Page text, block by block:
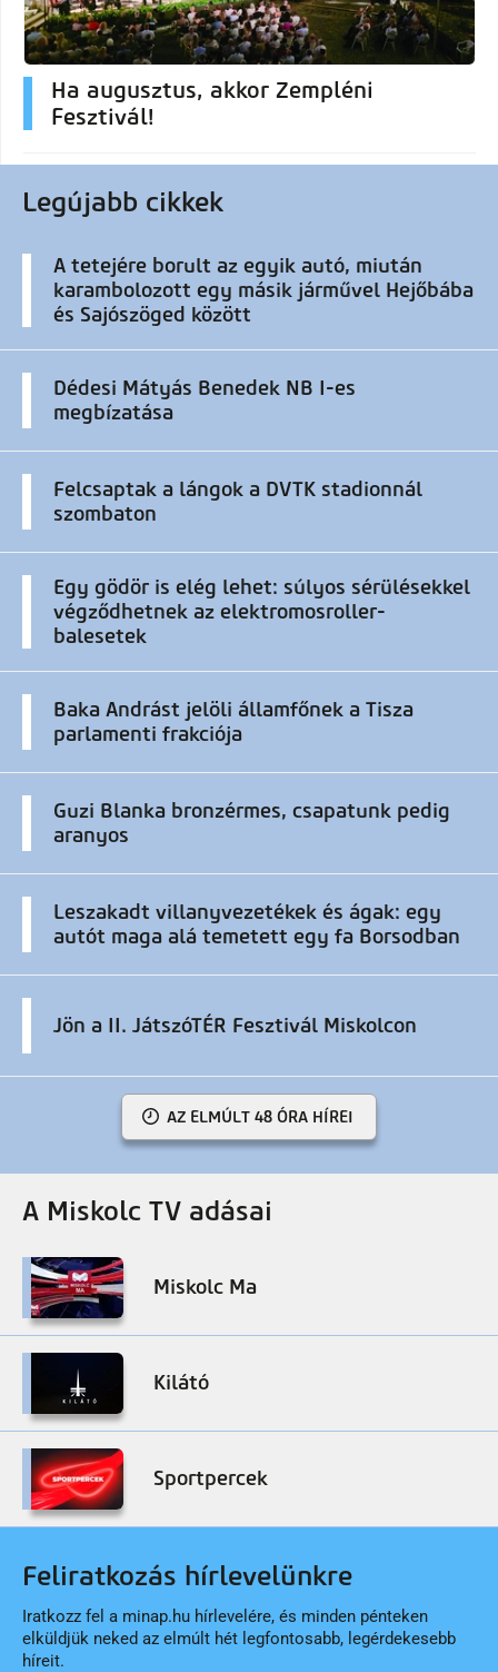
Ha augusztus, akkor Zempléni
Fesztivál!
Legújabb cikkek
A tetejére borult az egyik autó, miután
karambolozott egy másik járművel Hejőbába
és Sajószöged között
Dédesi Mátyás Benedek NB I-es
megbízatása
Felcsaptak a lángok a DVTK stadionnál
szombaton
Egy gödör is elég lehet: súlyos sérülésekkel
végződhetnek az elektromosroller-
balesetek
Baka Andrást jelöli államfőnek a Tisza
parlamenti frakciója
Guzi Blanka bronzérmes, csapatunk pedig
aranyos
Leszakadt villanyvezetékek és ágak: egy
autót maga alá temetett egy fa Borsodban
Jön a II. JátszóTÉR Fesztivál Miskolcon
AZ ELMÚLT 48 ÓRA HÍREI
A Miskolc TV adásai
Miskolc Ma
Kilátó
Sportpercek
Feliratkozás hírlevelünkre
Iratkozz fel a minap.hu hírlevelére, és minden pénteken
elküldjük neked az elmúlt hét legfontosabb, legérdekesebb
híreit.